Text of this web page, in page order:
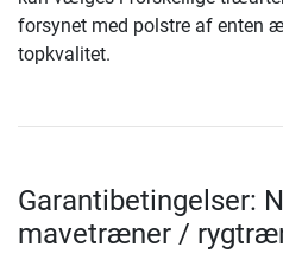
forsynet med polstre af enten
topkvalitet.
Garantibetingelser:
mavetræner /